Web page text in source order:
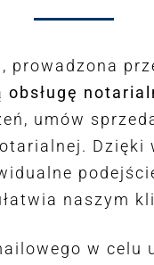
, prowadzona
obsługę
umów
naszym
w celu